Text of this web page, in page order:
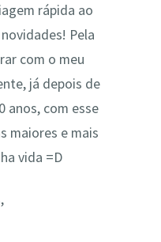
rápida ao
Pela
com o meu
já depois de
anos, com esse
maiores e mais
vida =D